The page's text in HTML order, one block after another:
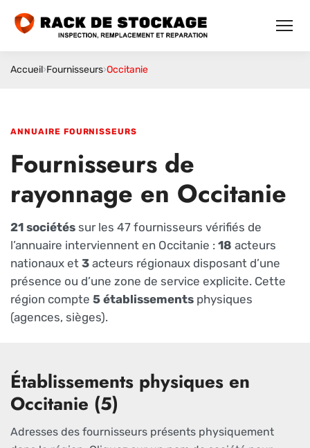
Accueil›Fournisseurs›Occitanie
ANNUAIRE FOURNISSEURS
Fournisseurs de
rayonnage en Occitanie
21 sociétés sur les 47 fournisseurs vérifiés de
l’annuaire interviennent en Occitanie : 18 acteurs
nationaux et 3 acteurs régionaux disposant d’une
présence ou d’une zone de service explicite. Cette
région compte 5 établissements physiques
(agences, sièges).
Établissements physiques en
Occitanie (5)
Adresses des fournisseurs présents physiquement